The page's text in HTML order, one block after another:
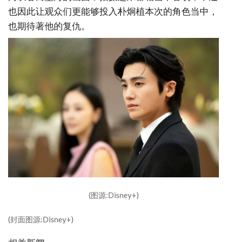
也因此让观众们更能够投入朴炯植本次的角色当中，
也期待著他的复仇。
(图源:Disney+)
(封面图源:Disney+)